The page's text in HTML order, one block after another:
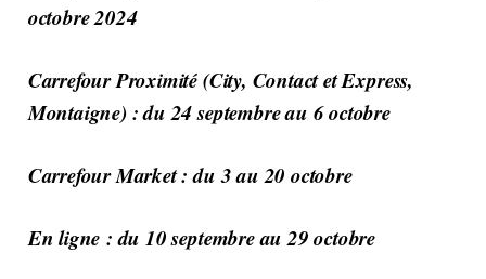
octobre 2024
Carrefour Proximité (City, Contact et Express,
Montaigne) : du 24 septembre au 6 octobre
Carrefour Market : du 3 au 20 octobre
En ligne : du 10 septembre au 29 octobre